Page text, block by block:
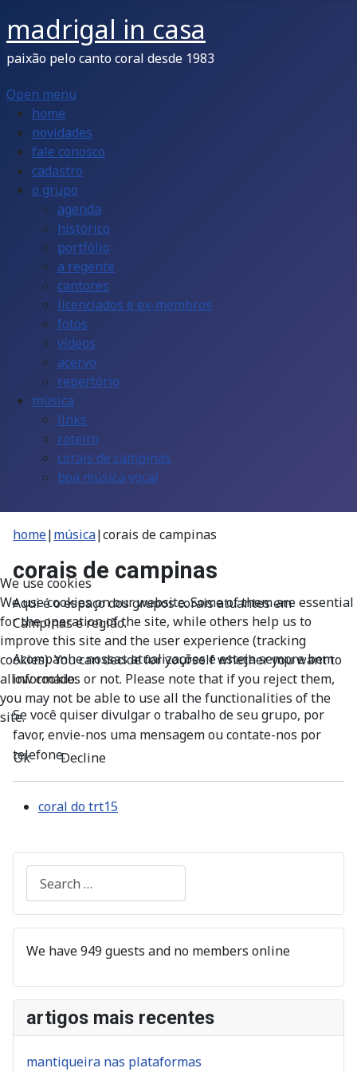
madrigal in casa
paixão pelo canto coral desde 1983
Open menu
home
novidades
fale conosco
cadastro
o grupo
agenda
histórico
portfólio
a regente
cantores
licenciados e ex-membros
fotos
vídeos
acervo
repertório
música
links
roteiro
corais de campinas
boa música vocal
home|música|corais de campinas
corais de campinas
Aqui é o espaço dos grupos corais atuantes em
Campinas e região.
Acompanhe nossas atualizações e esteja sempre bem
informado.
Se você quiser divulgar o trabalho de seu grupo, por
favor, envie-nos uma mensagem ou contate-nos por
telefone.
coral do trt15
We have 949 guests and no members online
artigos mais recentes
mantiqueira nas plataformas
We use cookies
We use cookies on our website. Some of them are essential
for the operation of the site, while others help us to
improve this site and the user experience (tracking
cookies). You can decide for yourself whether you want to
allow cookies or not. Please note that if you reject them,
you may not be able to use all the functionalities of the
site.
Ok Decline